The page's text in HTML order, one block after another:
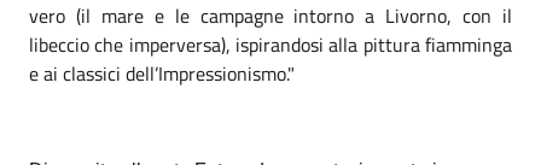
vero (il mare e le campagne intorno a Livorno, con il
libeccio che imperversa), ispirandosi alla pittura fiamminga
e ai classici dell’Impressionismo."